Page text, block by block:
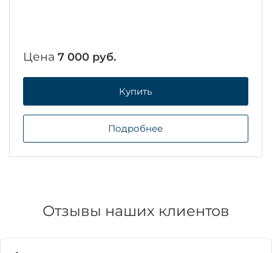
Цена7 000 руб.
Купить
Подробнее
Отзывы наших клиентов